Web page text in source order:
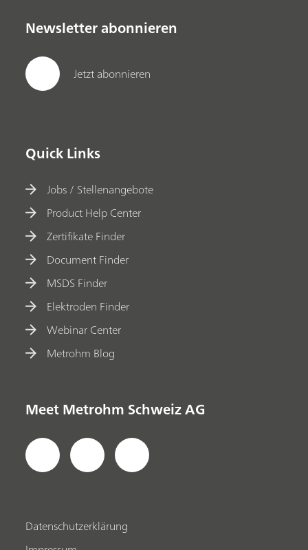
Newsletter abonnieren
Jetzt abonnieren
Quick Links
Jobs / Stellenangebote
Product Help Center
Zertifikate Finder
Document Finder
MSDS Finder
Elektroden Finder
Webinar Center
Metrohm Blog
Meet Metrohm Schweiz AG
Datenschutzerklärung